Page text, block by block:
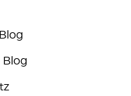
Blog